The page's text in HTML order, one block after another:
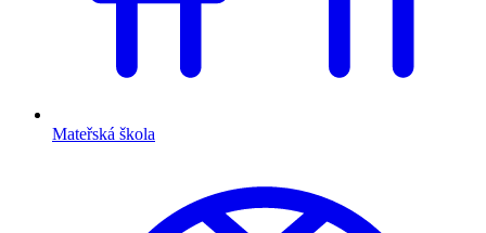
Mateřská škola